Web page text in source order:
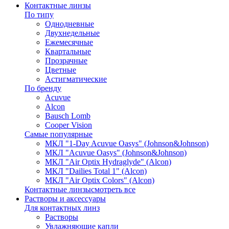
Контактные линзы
По типу
Однодневные
Двухнедельные
Ежемесячные
Квартальные
Прозрачные
Цветные
Астигматические
По бренду
Acuvue
Alcon
Bausch Lomb
Cooper Vision
Самые популярные
МКЛ "1-Day Acuvue Oasys" (Johnson&Johnson)
МКЛ "Acuvue Oasys" (Johnson&Johnson)
МКЛ "Air Optix Hydraglyde" (Alcon)
МКЛ "Dailies Total 1" (Alcon)
МКЛ "Air Optix Colors" (Alcon)
Контактные линзысмотреть все
Растворы и аксессуары
Для контактных линз
Растворы
Увлажняющие капли